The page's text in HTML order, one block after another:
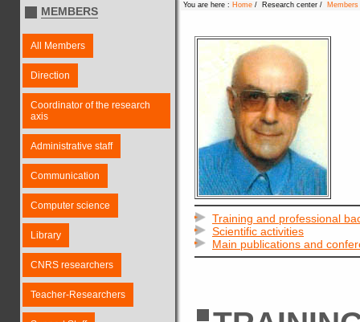
MEMBERS
All Members
Direction
Coordinator of the research
axis
Administrative staff
Communication
Computer science
Library
CNRS researchers
Teacher-Researchers
You are here : Home / Research center / Members
Training and professional
Scientific activities
Main publications and